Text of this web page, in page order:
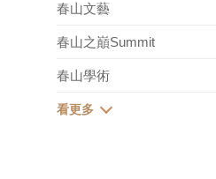
春山文藝
春山之巔Summit
春山學術